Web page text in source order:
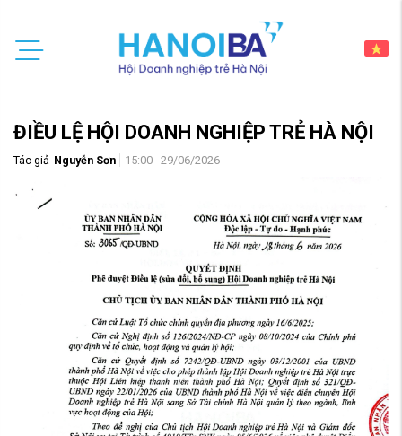
ĐIỀU LỆ HỘI DOANH NGHIỆP TRẺ HÀ NỘI
Tác giả Nguyễn Sơn 15:00 - 29/06/2026